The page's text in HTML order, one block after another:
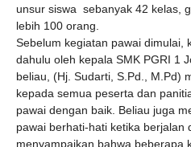
unsur siswa sebanyak 42 kelas,
lebih 100 orang.
Sebelum kegiatan pawai dimulai,
dahulu oleh kepala SMK PGRI 1
beliau, (Hj. Sudarti, S.Pd., M.Pd)
kepada semua peserta dan
pawai dengan baik. Beliau juga
pawai berhati-hati ketika berjalan
menyampaikan bahwa beberapa